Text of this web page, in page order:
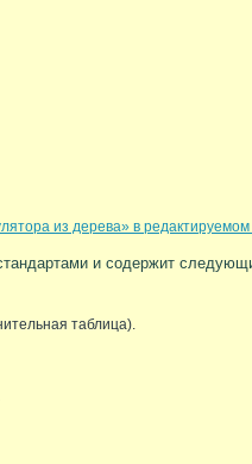
из дерева» в
и содержит
таблица).